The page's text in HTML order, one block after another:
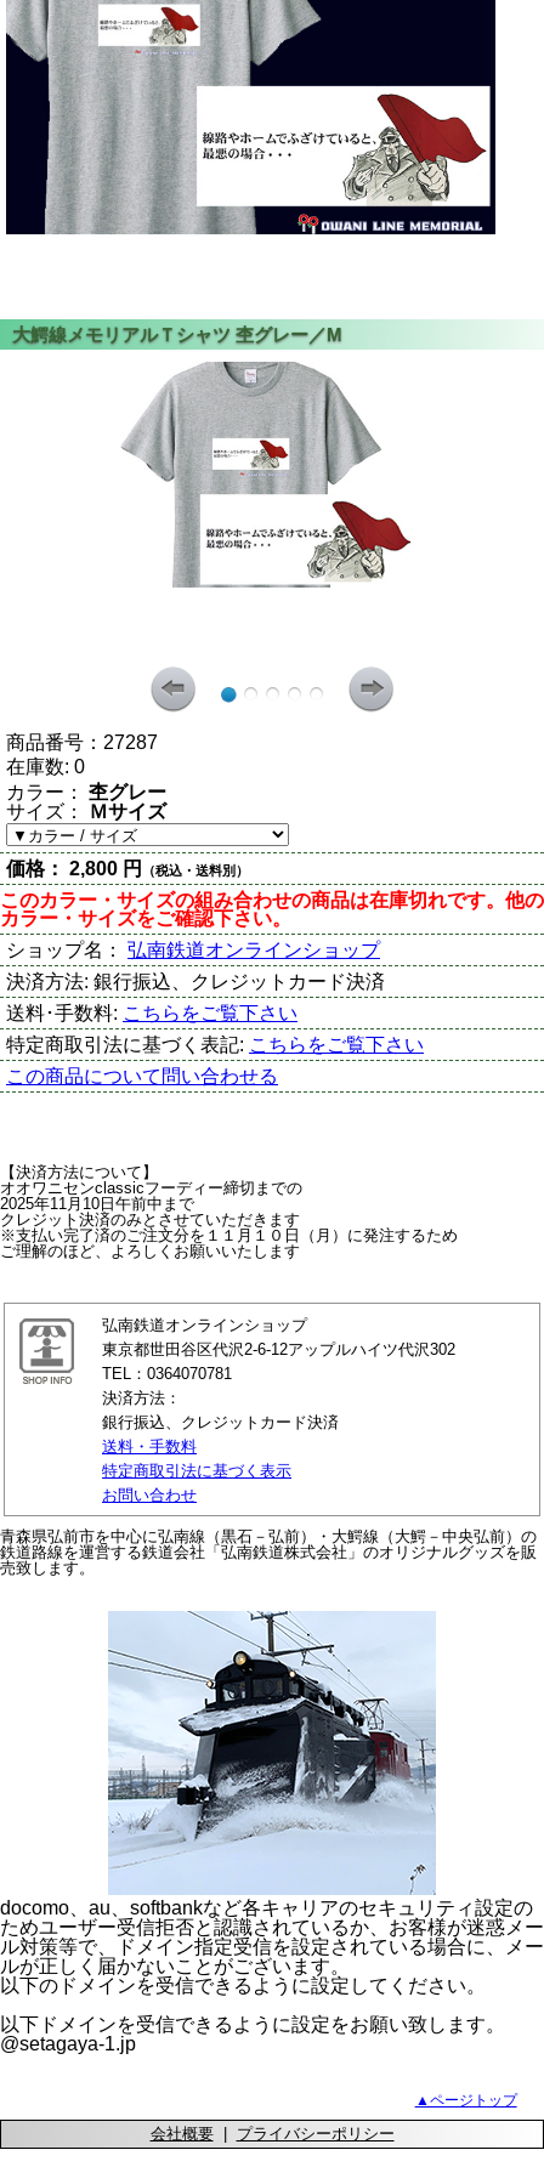
商品番号： 27287
在庫数: 0
カラー：
杢グレー
サイズ：
Ｍサイズ
価格： 2,800 円 （税込・送料別）
このカラー・サイズの組み合わせの商品は在庫切れです。他の
カラー・サイズをご確認下さい。
ショップ名： 弘南鉄道オンラインショップ
決済方法: 銀行振込、クレジットカード決済
送料･手数料: こちらをご覧下さい
特定商取引法に基づく表記: こちらをご覧下さい
この商品について問い合わせる
【決済方法について】
オオワニセンclassicフーディー締切までの
2025年11月10日午前中まで
クレジット決済のみとさせていただきます
※支払い完了済のご注文分を１１月１０日（月）に発注するため
ご理解のほど、よろしくお願いいたします
弘南鉄道オンラインショップ
東京都世田谷区代沢2-6-12アップルハイツ代沢302
TEL：0364070781
決済方法：
銀行振込、クレジットカード決済
送料・手数料
特定商取引法に基づく表示
お問い合わせ
青森県弘前市を中心に弘南線（黒石－弘前）・大鰐線（大鰐－中央弘前）の
鉄道路線を運営する鉄道会社「弘南鉄道株式会社」のオリジナルグッズを販
売致します。
docomo、au、softbankなど各キャリアのセキュリティ設定の
ためユーザー受信拒否と認識されているか、お客様が迷惑メー
ル対策等で、ドメイン指定受信を設定されている場合に、メー
ルが正しく届かないことがございます。
以下のドメインを受信できるように設定してください。
以下ドメインを受信できるように設定をお願い致します。
@setagaya-1.jp
▲ページトップ
会社概要| プライバシーポリシー